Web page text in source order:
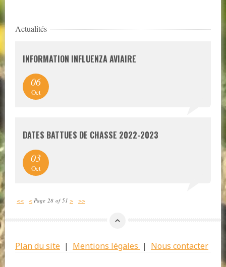
Actualités
INFORMATION INFLUENZA AVIAIRE
06
Oct
DATES BATTUES DE CHASSE 2022-2023
03
Oct
<< < Page 28 of 51 > >>
Plan du site | Mentions légales | Nous contacter